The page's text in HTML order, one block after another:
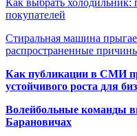
покупателей
Стиральная машина
распространенные
Как публикации в СМИ
устойчивого роста для
Волейбольные команды
Барановичах